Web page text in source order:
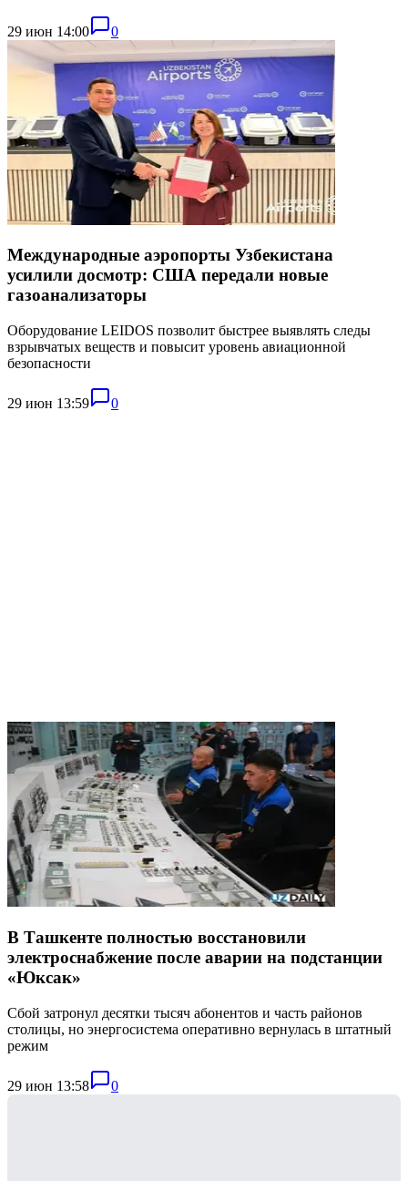
29 июн 14:00 0
Международные аэропорты Узбекистана
усилили досмотр: США передали новые
газоанализаторы
Оборудование LEIDOS позволит быстрее выявлять следы
взрывчатых веществ и повысит уровень авиационной
безопасности
29 июн 13:59 0
В Ташкенте полностью восстановили
электроснабжение после аварии на подстанции
«Юксак»
Сбой затронул десятки тысяч абонентов и часть районов
столицы, но энергосистема оперативно вернулась в штатный
режим
29 июн 13:58 0